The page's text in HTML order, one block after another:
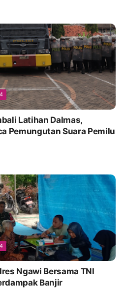
Latihan Dalmas,
Pemungutan Suara Pemilu
Ngawi Bersama TNI
Banjir